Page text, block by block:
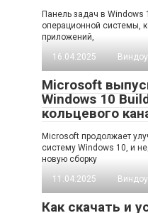
Панель задач в
операционной системы,
приложений,
16.04.2025
Microsoft
Windows 10
кольцевого
Microsoft продолжает
систему Windows 10, и
новую сборку
11.04.2025
Как скачать и